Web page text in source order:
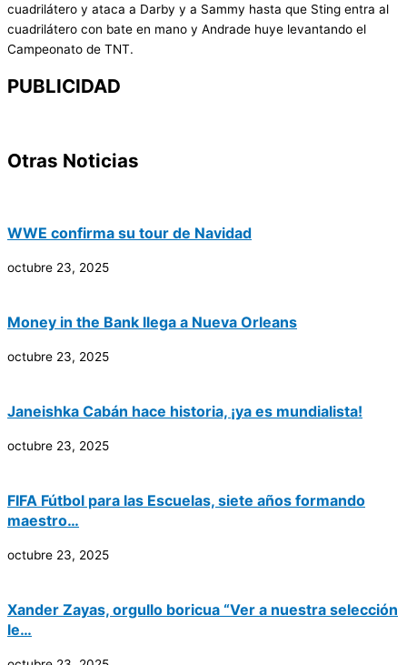
cuadrilátero y ataca a Darby y a Sammy hasta que Sting entra al
cuadrilátero con bate en mano y Andrade huye levantando el
Campeonato de TNT.
PUBLICIDAD
Otras Noticias
WWE confirma su tour de Navidad
octubre 23, 2025
Money in the Bank llega a Nueva Orleans
octubre 23, 2025
Janeishka Cabán hace historia, ¡ya es mundialista!
octubre 23, 2025
FIFA Fútbol para las Escuelas, siete años formando
maestro…
octubre 23, 2025
Xander Zayas, orgullo boricua “Ver a nuestra selección
le…